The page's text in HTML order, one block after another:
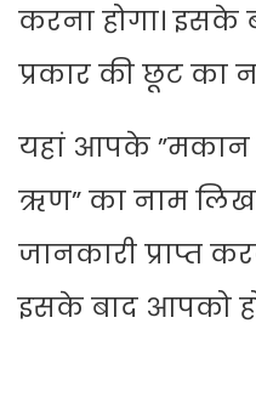
करना होगा।
प्रकार की छूट का
यहां आपके ”मकान
ऋण” का नाम
जानकारी प्राप्त
इसके बाद आपको